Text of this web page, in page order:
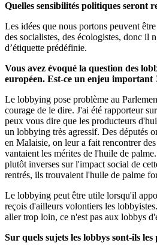
Quelles sensibilités politiques seront
Les idées que nous portons peuvent
des socialistes, des écologistes, donc il
d’étiquette prédéfinie.
Vous avez évoqué la question des
européen. Est-ce un enjeu important
Le lobbying pose problème au
courage de le dire. J'ai été rapporteur
peux vous dire que les producteurs
un lobbying très agressif. Des députés
en Malaisie, on leur a fait rencontrer
vantaient les mérites de l'huile de
plutôt inverses sur l'impact social de
rentrés, ils trouvaient l'huile de palme
Le lobbying peut être utile lorsqu'il
reçois d'ailleurs volontiers les
aller trop loin, ce n'est pas aux lobbys
Sur quels sujets les lobbys sont-ils